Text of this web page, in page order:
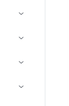
ブジ
ジ
バッ
準レ
（バ
ング
ラ
プト
イル
ァ
（リ